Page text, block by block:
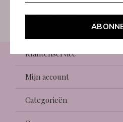
Klantenservice
Mijn account
Categorieën